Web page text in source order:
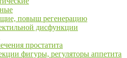
повыш регенерацию
дисфункции
простатита
фигуры, регуляторы аппетита